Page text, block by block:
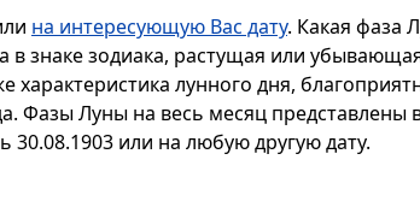
на интересующую Вас дату. Какая фаза
в знаке зодиака, растущая или
характеристика лунного дня,
Фазы Луны на весь месяц представлены
30.08.1903 или на любую другую дату.